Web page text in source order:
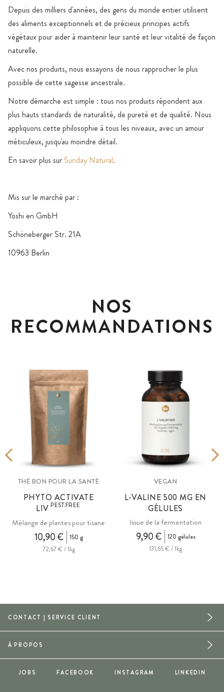
Depuis des milliers d'années, des gens du monde entier utilisent
des aliments exceptionnels et de précieux principes actifs
végétaux pour aider à maintenir leur santé et leur vitalité de façon
naturelle.
Avec nos produits, nous essayons de nous rapprocher le plus
possible de cette sagesse ancestrale.
Notre démarche est simple : tous nos produits répondent aux
plus hauts standards de naturalité, de pureté et de qualité. Nous
appliquons cette philosophie à tous les niveaux, avec un amour
méticuleux, jusqu'au moindre détail.
En savoir plus sur Sunday Natural.
Mis sur le marché par :
Yoshi en GmbH
Schöneberger Str. 21A
10963 Berlin
NOS
RECOMMANDATIONS
THÉ BON POUR LA SANTÉ
PHYTO ACTIVATE
LIVPEST.FREE
Mélange de plantes pour tisane
10,90 €
150 g
72,67 € / 1kg
VEGAN
L-VALINE 500 MG EN
GÉLULES
Issue de la fermentation
9,90 €
120 gélules
131,65 € / 1kg
CONTACT | SERVICE CLIENT
À PROPOS
JOBS FACEBOOK INSTAGRAM LINKEDIN